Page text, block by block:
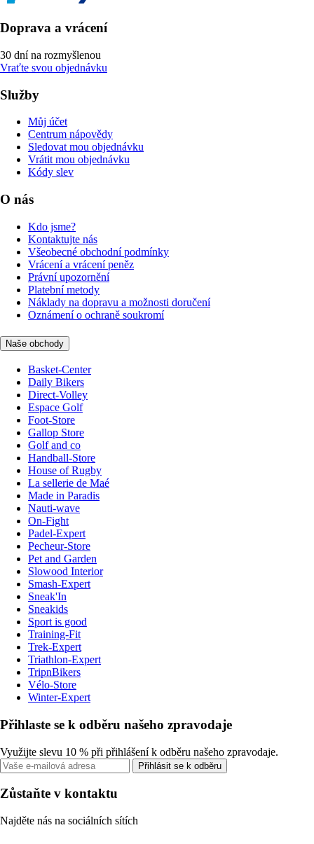
Doprava a vrácení
30 dní na rozmyšlenou
Vraťte svou objednávku
Služby
Můj účet
Centrum nápovědy
Sledovat mou objednávku
Vrátit mou objednávku
Kódy slev
O nás
Kdo jsme?
Kontaktujte nás
Všeobecné obchodní podmínky
Vrácení a vrácení peněz
Právní upozornění
Platební metody
Náklady na dopravu a možnosti doručení
Oznámení o ochraně soukromí
Naše obchody
Basket-Center
Daily Bikers
Direct-Volley
Espace Golf
Foot-Store
Gallop Store
Golf and co
Handball-Store
House of Rugby
La sellerie de Maé
Made in Paradis
Nauti-wave
On-Fight
Padel-Expert
Pecheur-Store
Pet and Garden
Slowood Interior
Smash-Expert
Sneak'In
Sneakids
Sport is good
Training-Fit
Trek-Expert
Triathlon-Expert
TripnBikers
Vélo-Store
Winter-Expert
Přihlaste se k odběru našeho zpravodaje
Využijte slevu 10 % při přihlášení k odběru našeho zpravodaje.
Přihlásit se k odběru
Zůstaňte v kontaktu
Najděte nás na sociálních sítích